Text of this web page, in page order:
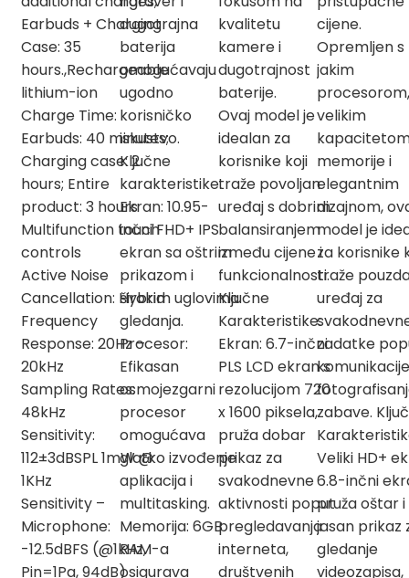
Earbuds + Charging
Case: 35
hours.,Rechargeable
lithium-ion
Charge Time:
Earbuds: 40 minutes;
Charging case: 2
hours; Entire
product: 3 hours
Multifunction touch
controls
Active Noise
Cancellation: Hybrid
Frequency
Response: 20Hz –
20kHz
Sampling Rates:
48kHz
Sensitivity:
112±3dBSPL 1mW @
1KHz
Sensitivity –
Microphone:
-12.5dBFS (@1kHz,
Pin=1Pa, 94dB)
dugotrajna
baterija
omogućavaju
ugodno
korisničko
iskustvo.
Ključne
karakteristike:
Ekran: 10.95-
inčni FHD+ IPS
ekran sa oštrim
prikazom i
širokim uglovima
gledanja.
Procesor:
Efikasan
osmojezgarni
procesor
omogućava
glatko izvođenje
aplikacija i
multitasking.
Memorija: 6GB
RAM-a
osigurava
kvalitetu
kamere i
dugotrajnost
baterije.
Ovaj model je
idealan za
korisnike koji
traže povoljan
uređaj s dobrim
balansiranjem
između cijene i
funkcionalnosti.
Ključne
Karakteristike:
Ekran: 6.7-inčni
PLS LCD ekran s
rezolucijom 720
x 1600 piksela,
pruža dobar
prikaz za
svakodnevne
aktivnosti poput
pregledavanja
interneta,
društvenih
cijene.
Opremljen s
jakim
procesorom,
velikim
memorije i
elegantnim
dizajnom,
model je
za korisnike
traže
uređaj za
zadatke
zabave.
Veliki HD+
6.8-inčni
pruža oštar i
jasan prikaz
gledanje
videozapisa,